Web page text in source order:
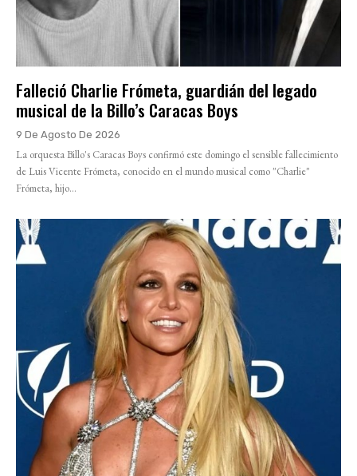
Falleció Charlie Frómeta, guardián del legado
musical de la Billo’s Caracas Boys
9 De Agosto De 2026
La orquesta Billo's Caracas Boys confirmó este domingo el sensible fallecimiento
de Luis Vicente Frómeta, conocido en el mundo musical como "Charlie"
Frómeta, hijo...